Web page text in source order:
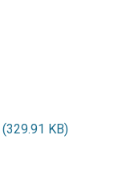
(329.91 KB)